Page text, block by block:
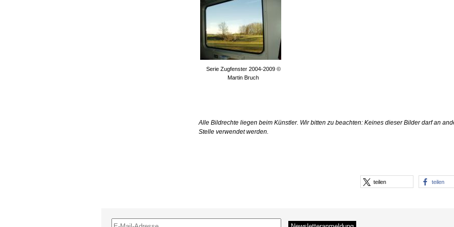
Serie Zugfenster 2004-2009 ©
Martin Bruch
Alle Bildrechte liegen beim Künstler. Wir bitten zu beachten: Keines dieser Bilder darf an
Stelle verwendet werden.
teilen teilen